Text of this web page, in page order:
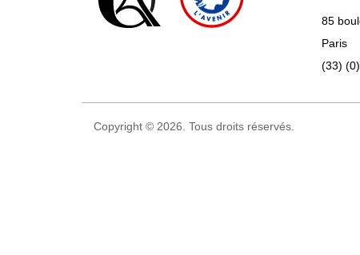
85
Paris
(33)
Copyright © 2026. Tous droits réservés.